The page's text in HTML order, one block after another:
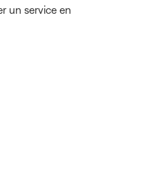
un service en